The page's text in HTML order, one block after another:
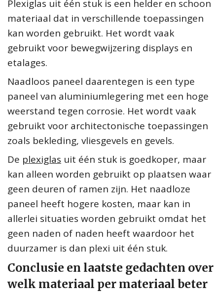
Plexiglas uit één stuk is een helder en schoon
materiaal dat in verschillende toepassingen
kan worden gebruikt. Het wordt vaak
gebruikt voor bewegwijzering displays en
etalages.
Naadloos paneel daarentegen is een type
paneel van aluminiumlegering met een hoge
weerstand tegen corrosie. Het wordt vaak
gebruikt voor architectonische toepassingen
zoals bekleding, vliesgevels en gevels.
De plexiglas uit één stuk is goedkoper, maar
kan alleen worden gebruikt op plaatsen waar
geen deuren of ramen zijn. Het naadloze
paneel heeft hogere kosten, maar kan in
allerlei situaties worden gebruikt omdat het
geen naden of naden heeft waardoor het
duurzamer is dan plexi uit één stuk.
Conclusie en laatste gedachten over
welk materiaal per materiaal beter